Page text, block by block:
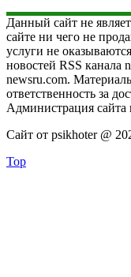
Данный сайт не
сайте ни чего не
услуги не
новостей RSS канала
newsru.com.
ответственность за
Администрация сайта
Сайт от psikhoter @
Top